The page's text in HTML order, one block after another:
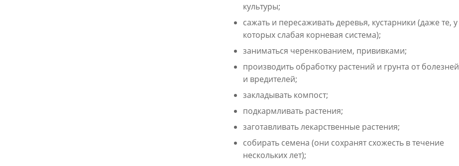
культуры;
сажать и пересаживать деревья, кустарники (даже те, у
которых слабая корневая система);
заниматься черенкованием, прививками;
производить обработку растений и грунта от болезней
и вредителей;
закладывать компост;
подкармливать растения;
заготавливать лекарственные растения;
собирать семена (они сохранят схожесть в течение
нескольких лет);